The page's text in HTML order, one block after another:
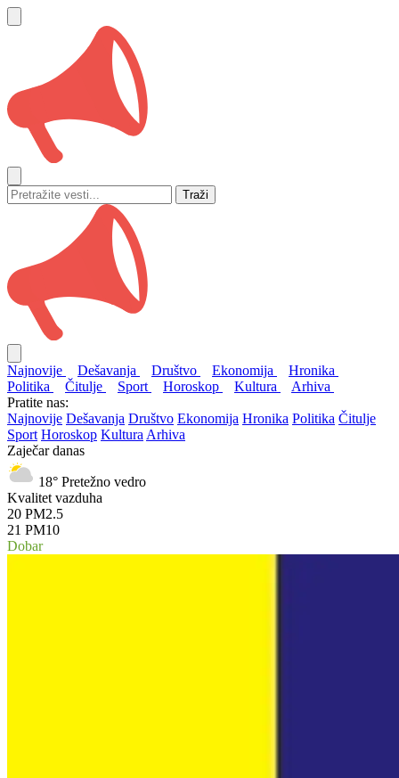
Traži
Najnovije Dešavanja Društvo Ekonomija
Hronika
Politika
Čitulje Sport Horoskop Kultura
Arhiva
Pratite nas:
Najnovije Dešavanja Društvo Ekonomija Hronika Politika Čitulje
Sport Horoskop Kultura Arhiva
Zaječar danas
18° Pretežno vedro
Kvalitet vazduha
20 PM2.5
21 PM10
Dobar